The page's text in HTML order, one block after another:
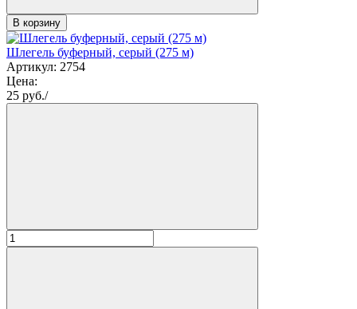
В корзину
Шлегель буферный, серый (275 м)
Артикул: 2754
Цена:
25 руб./